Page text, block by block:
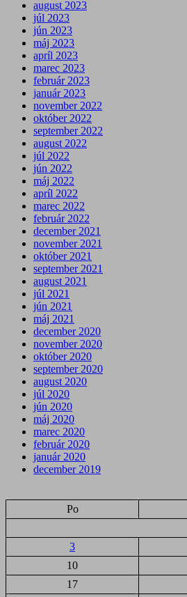
august 2023
júl 2023
jún 2023
máj 2023
apríl 2023
marec 2023
február 2023
január 2023
november 2022
október 2022
september 2022
august 2022
júl 2022
jún 2022
máj 2022
apríl 2022
marec 2022
február 2022
december 2021
november 2021
október 2021
september 2021
august 2021
júl 2021
jún 2021
máj 2021
december 2020
november 2020
október 2020
september 2020
august 2020
júl 2020
jún 2020
máj 2020
marec 2020
február 2020
január 2020
december 2019
Po
3
10
17